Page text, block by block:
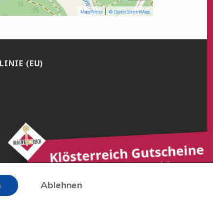
MapPress © OpenStreetMap
(EU)
Ablehnen